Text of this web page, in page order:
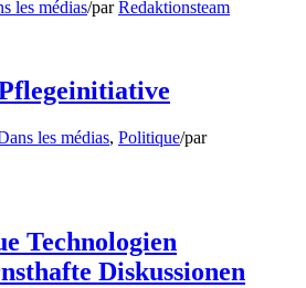
les médias/parRedaktionsteam
les médias, Politique/par
Technologien
Diskussionen